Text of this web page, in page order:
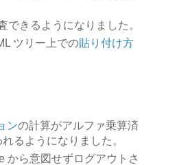
できるようになりました。
ツリー上での貼り付け方
ンの計算がアルファ乗算済
るようになりました。
から意図せずログアウトさ